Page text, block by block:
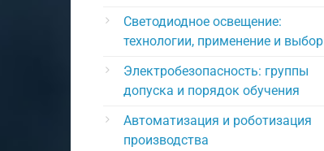
Светодиодное освещение:
технологии, применение и выбор
Электробезопасность: группы
допуска и порядок обучения
Автоматизация и роботизация
производства